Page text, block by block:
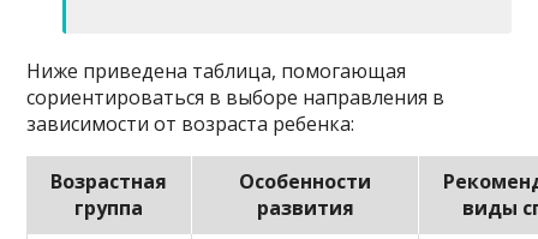
Ниже приведена таблица, помогающая
сориентироваться в выборе направления в
зависимости от возраста ребенка:
Возрастная
группа
Особенности
развития
виды